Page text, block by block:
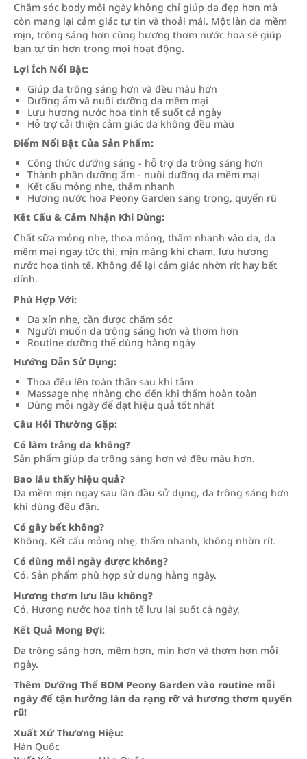
Chăm sóc body mỗi ngày không chỉ giúp da đẹp hơn mà
còn mang lại cảm giác tự tin và thoải mái. Một làn da mềm
mịn, trông sáng hơn cùng hương thơm nước hoa sẽ giúp
bạn tự tin hơn trong mọi hoạt động.
Lợi Ích Nổi Bật:
Giúp da trông sáng hơn và đều màu hơn
Dưỡng ẩm và nuôi dưỡng da mềm mại
Lưu hương nước hoa tinh tế suốt cả ngày
Hỗ trợ cải thiện cảm giác da không đều màu
Điểm Nổi Bật Của Sản Phẩm:
Công thức dưỡng sáng - hỗ trợ da trông sáng hơn
Thành phần dưỡng ẩm - nuôi dưỡng da mềm mại
Kết cấu mỏng nhẹ, thấm nhanh
Hương nước hoa Peony Garden sang trọng, quyến rũ
Kết Cấu & Cảm Nhận Khi Dùng:
Chất sữa mỏng nhẹ, thoa mỏng, thấm nhanh vào da, da
mềm mại ngay tức thì, mịn màng khi chạm, lưu hương
nước hoa tinh tế. Không để lại cảm giác nhờn rít hay bết
dính.
Phù Hợp Với:
Da xỉn nhẹ, cần được chăm sóc
Người muốn da trông sáng hơn và thơm hơn
Routine dưỡng thể dùng hằng ngày
Hướng Dẫn Sử Dụng:
Thoa đều lên toàn thân sau khi tắm
Massage nhẹ nhàng cho đến khi thấm hoàn toàn
Dùng mỗi ngày để đạt hiệu quả tốt nhất
Câu Hỏi Thường Gặp:
Có làm trắng da không?
Sản phẩm giúp da trông sáng hơn và đều màu hơn.
Bao lâu thấy hiệu quả?
Da mềm mịn ngay sau lần đầu sử dụng, da trông sáng hơn
khi dùng đều đặn.
Có gây bết không?
Không. Kết cấu mỏng nhẹ, thấm nhanh, không nhờn rít.
Có dùng mỗi ngày được không?
Có. Sản phẩm phù hợp sử dụng hằng ngày.
Hương thơm lưu lâu không?
Có. Hương nước hoa tinh tế lưu lại suốt cả ngày.
Kết Quả Mong Đợi:
Da trông sáng hơn, mềm hơn, mịn hơn và thơm hơn mỗi
ngày.
Thêm Dưỡng Thể BOM Peony Garden vào routine mỗi
ngày để tận hưởng làn da rạng rỡ và hương thơm quyến
rũ!
Xuất Xứ Thương Hiệu:
Hàn Quốc